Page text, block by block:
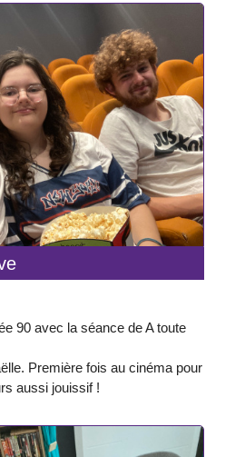
90 avec la séance de A toute
Première fois au cinéma pour
aussi jouissif !